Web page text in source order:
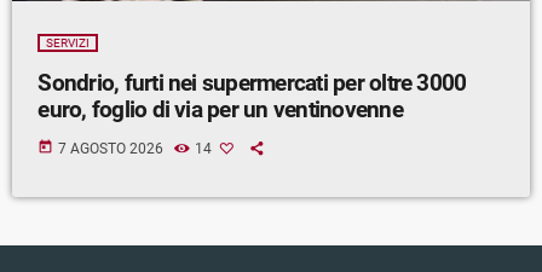
SERVIZI
Sondrio, furti nei supermercati per oltre 3000
euro, foglio di via per un ventinovenne
today 7 AGOSTO 2026 14